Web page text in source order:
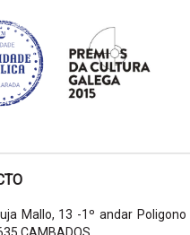
Mallo, 13 -1º andar
CAMBADOS